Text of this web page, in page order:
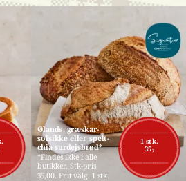
1 stk.
35,-
Ølands, græskar-
solsikke eller spelt-
chia surdejsbrød*
*Findes ikke i alle
butikker. Stk-pris
35,00. Frit valg. 1 stk.